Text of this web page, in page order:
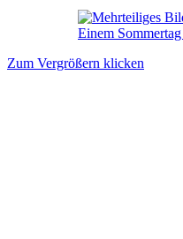
Zum Vergrößern klicken